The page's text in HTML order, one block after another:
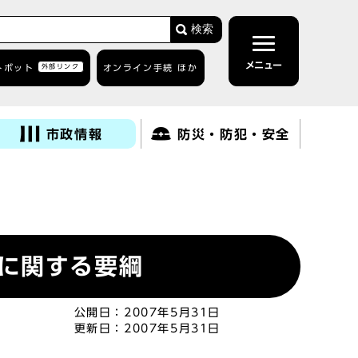
検索
ボット 外部リンク オンライン手続 ほか メニュー
市政情報 防災・防犯・安全
関する要綱
公開日： 2007年5月31日
更新日： 2007年5月31日